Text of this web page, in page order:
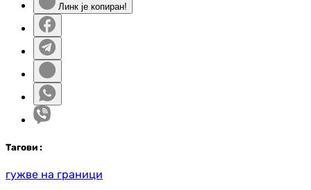
Линк је копиран!
Тагови :
гужве на граници